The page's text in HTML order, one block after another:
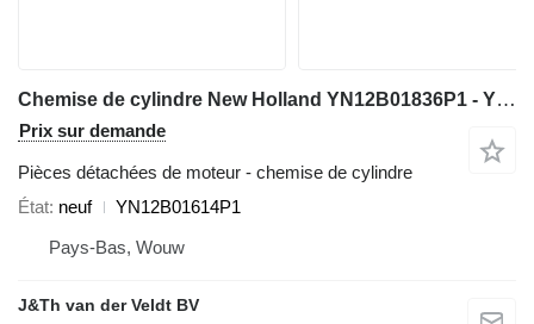
Chemise de cylindre New Holland YN12B01836P1 - YN12B01614P1 pour excavateur New Holland E215 E215B E215C
Prix sur demande
Pièces détachées de moteur - chemise de cylindre
État neuf
YN12B01614P1
Pays-Bas, Wouw
J&Th van der Veldt BV